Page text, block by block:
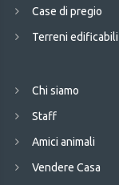
Case di pregio
Terreni edificabili
Chi siamo
Staff
Amici animali
Vendere Casa